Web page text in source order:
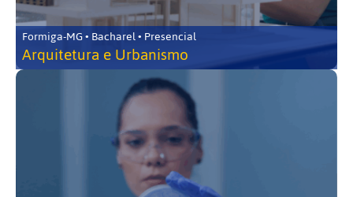
Formiga-MG • Bacharel • Presencial
Arquitetura e Urbanismo